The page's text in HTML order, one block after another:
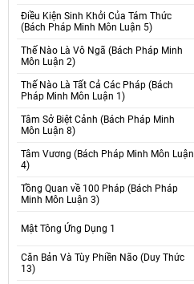
Điều Kiện Sinh Khởi Của Tám Thức
(Bách Pháp Minh Môn Luận 5)
Thế Nào Là Vô Ngã (Bách Pháp Minh
Môn Luận 2)
Thế Nào Là Tất Cả Các Pháp (Bách
Pháp Minh Môn Luận 1)
Tâm Sở Biệt Cảnh (Bách Pháp Minh
Môn Luận 8)
Tâm Vương (Bách Pháp Minh Môn Luận
4)
Tồng Quan về 100 Pháp (Bách Pháp
Minh Môn Luận 3)
Mật Tông Ứng Dụng 1
Căn Bản Và Tùy Phiền Não (Duy Thức
13)